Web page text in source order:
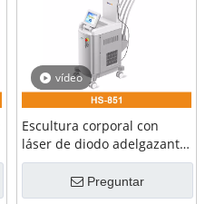
vídeo
Escultura corporal con
láser de diodo adelgazante
láser vertical
Preguntar